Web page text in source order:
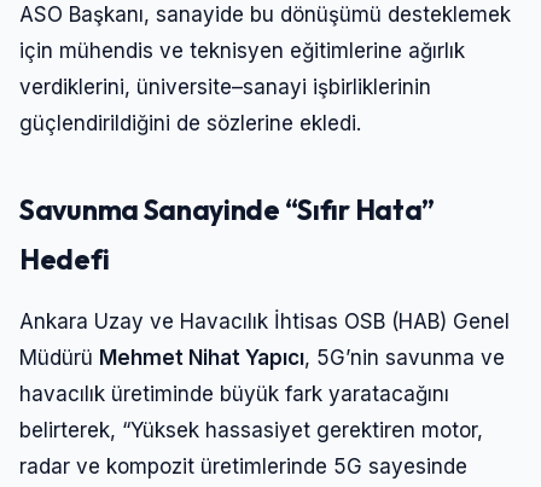
ASO Başkanı, sanayide bu dönüşümü desteklemek
için mühendis ve teknisyen eğitimlerine ağırlık
verdiklerini, üniversite–sanayi işbirliklerinin
güçlendirildiğini de sözlerine ekledi.
Savunma Sanayinde “Sıfır Hata”
Hedefi
Ankara Uzay ve Havacılık İhtisas OSB (HAB) Genel
Müdürü Mehmet Nihat Yapıcı, 5G’nin savunma ve
havacılık üretiminde büyük fark yaratacağını
belirterek, “Yüksek hassasiyet gerektiren motor,
radar ve kompozit üretimlerinde 5G sayesinde